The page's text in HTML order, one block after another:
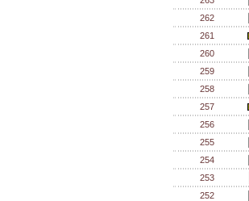
262
261
260
259
258
257
256
255
254
253
252